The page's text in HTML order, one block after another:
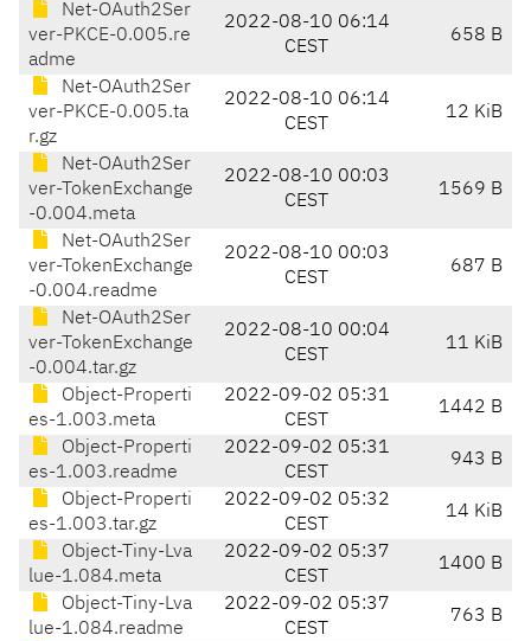
Net-OAuth2Ser
ver-PKCE-0.005.re
adme
2022-08-10 06:14
CEST
658 B
Net-OAuth2Ser
ver-PKCE-0.005.ta
r.gz
2022-08-10 06:14
CEST
12 KiB
Net-OAuth2Ser
ver-TokenExchange
-0.004.meta
2022-08-10 00:03
CEST
1569 B
Net-OAuth2Ser
ver-TokenExchange
-0.004.readme
2022-08-10 00:03
CEST
687 B
Net-OAuth2Ser
ver-TokenExchange
-0.004.tar.gz
2022-08-10 00:04
CEST
11 KiB
Object-Properti
es-1.003.meta
2022-09-02 05:31
CEST
1442 B
Object-Properti
es-1.003.readme
2022-09-02 05:31
CEST
943 B
Object-Properti
es-1.003.tar.gz
2022-09-02 05:32
CEST
14 KiB
Object-Tiny-Lva
lue-1.084.meta
2022-09-02 05:37
CEST
1400 B
Object-Tiny-Lva
lue-1.084.readme
2022-09-02 05:37
CEST
763 B